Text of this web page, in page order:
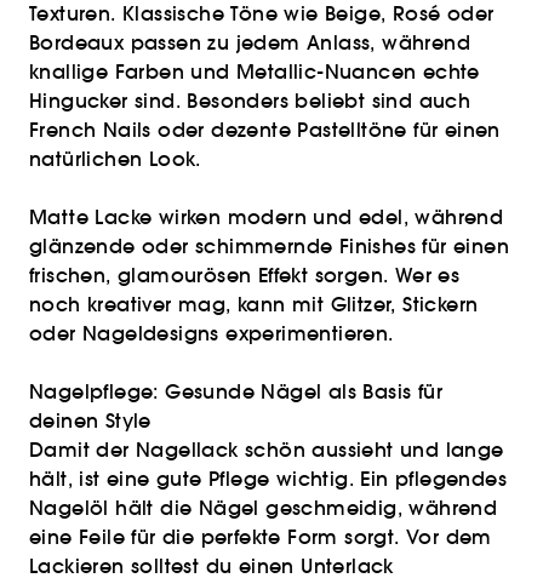
Texturen. Klassische Töne wie Beige, Rosé oder
Bordeaux passen zu jedem Anlass, während
knallige Farben und Metallic-Nuancen echte
Hingucker sind. Besonders beliebt sind auch
French Nails oder dezente Pastelltöne für einen
natürlichen Look.
Matte Lacke wirken modern und edel, während
glänzende oder schimmernde Finishes für einen
frischen, glamourösen Effekt sorgen. Wer es
noch kreativer mag, kann mit Glitzer, Stickern
oder Nageldesigns experimentieren.
Nagelpflege: Gesunde Nägel als Basis für
deinen Style
Damit der Nagellack schön aussieht und lange
hält, ist eine gute Pflege wichtig. Ein pflegendes
Nagelöl hält die Nägel geschmeidig, während
eine Feile für die perfekte Form sorgt. Vor dem
Lackieren solltest du einen Unterlack